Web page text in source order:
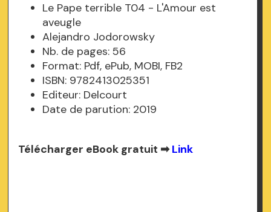
Le Pape terrible T04 - L'Amour est
aveugle
Alejandro Jodorowsky
Nb. de pages: 56
Format: Pdf, ePub, MOBI, FB2
ISBN: 9782413025351
Editeur: Delcourt
Date de parution: 2019
Télécharger eBook gratuit ➡Link